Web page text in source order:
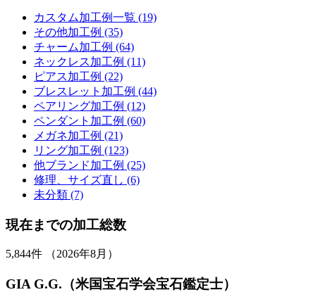
カスタム加工例一覧 (19)
その他加工例 (35)
チャーム加工例 (64)
ネックレス加工例 (11)
ピアス加工例 (22)
ブレスレット加工例 (44)
ペアリング加工例 (12)
ペンダント加工例 (60)
メガネ加工例 (21)
リング加工例 (123)
他ブランド加工例 (25)
修理、サイズ直し (6)
未分類 (7)
現在までの加工総数
5,844件 （2026年8月）
GIA G.G.（米国宝石学会宝石鑑定士）